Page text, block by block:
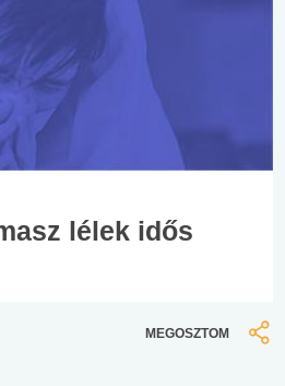
lélek idős
MEGOSZTOM